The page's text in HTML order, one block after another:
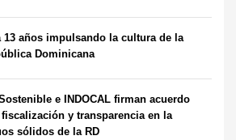
13 años impulsando la cultura de la
Dominicana
e INDOCAL firman acuerdo
y transparencia en la
sólidos de la RD